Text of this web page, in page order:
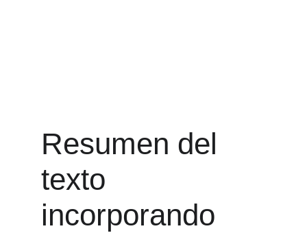
Resumen del
texto
incorporando